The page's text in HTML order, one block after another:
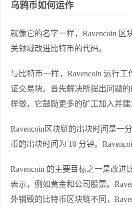
乌鸦币如何运作
就像它的名字一样，Ravencoin
关领域改进比特币的代码。
与比特币一样，Ravencoin 运行工
证交易块。首先解决所提出问题
样做，它鼓励更多的矿工加入并
Ravencoin区块链的出块时间是一
币的出块时间为 10 分钟。
Ravencoin 的主要目标之一是改
表示，例如黄金和公司股票。
外销毁的比特币区块链不同，